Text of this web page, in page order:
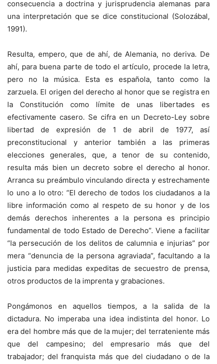
consecuencia a doctrina y jurisprudencia alemanas para
una interpretación que se dice constitucional (Solozábal,
1991).
Resulta, empero, que de ahí, de Alemania, no deriva. De
ahí, para buena parte de todo el artículo, procede la letra,
pero no la música. Esta es española, tanto como la
zarzuela. El origen del derecho al honor que se registra en
la Constitución como límite de unas libertades es
efectivamente casero. Se cifra en un Decreto-Ley sobre
libertad de expresión de 1 de abril de 1977, así
preconstitucional y anterior también a las primeras
elecciones generales, que, a tenor de su contenido,
resulta más bien un decreto sobre el derecho al honor.
Arranca su preámbulo vinculando directa y estrechamente
lo uno a lo otro: “El derecho de todos los ciudadanos a la
libre información como al respeto de su honor y de los
demás derechos inherentes a la persona es principio
fundamental de todo Estado de Derecho”. Viene a facilitar
“la persecución de los delitos de calumnia e injurias” por
mera “denuncia de la persona agraviada”, facultando a la
justicia para medidas expeditas de secuestro de prensa,
otros productos de la imprenta y grabaciones.
Pongámonos en aquellos tiempos, a la salida de la
dictadura. No imperaba una idea indistinta del honor. Lo
era del hombre más que de la mujer; del terrateniente más
que del campesino; del empresario más que del
trabajador; del franquista más que del ciudadano o de la